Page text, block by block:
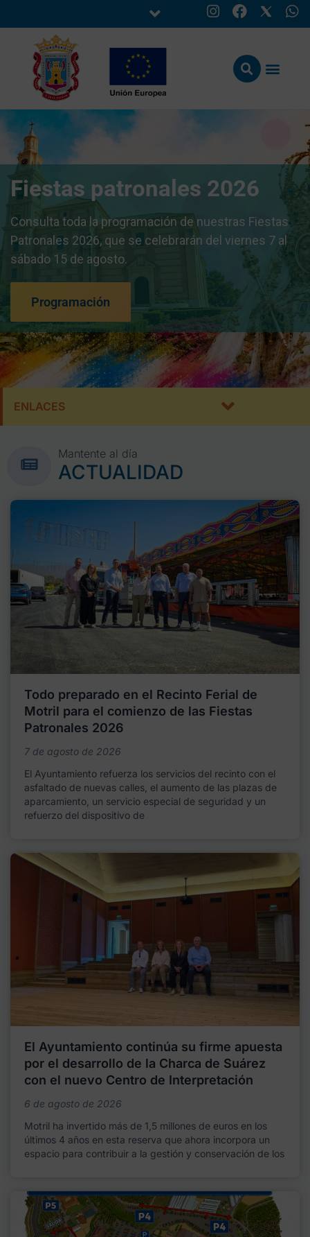
Fiestas patronales 2026
Consulta toda la programación de nuestras Fiestas
Patronales 2026, que se celebrarán del viernes 7 al
sábado 15 de agosto.
Programación
ENLACES
Mantente al día
ACTUALIDAD
Todo preparado en el Recinto Ferial de
Motril para el comienzo de las Fiestas
Patronales 2026
7 de agosto de 2026
El Ayuntamiento refuerza los servicios del recinto con el
asfaltado de nuevas calles, el aumento de las plazas de
aparcamiento, un servicio especial de seguridad y un
refuerzo del dispositivo de
El Ayuntamiento continúa su firme apuesta
por el desarrollo de la Charca de Suárez
con el nuevo Centro de Interpretación
6 de agosto de 2026
Motril ha invertido más de 1,5 millones de euros en los
últimos 4 años en esta reserva que ahora incorpora un
espacio para contribuir a la gestión y conservación de los